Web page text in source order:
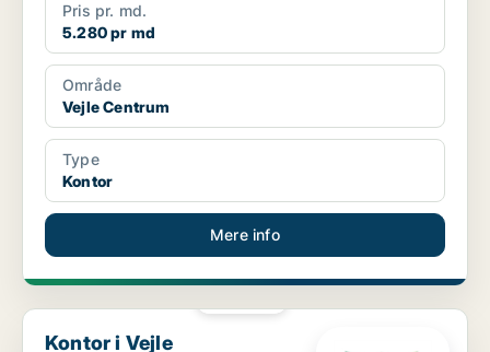
Pris pr. md.
5.280 pr md
Område
Vejle Centrum
Type
Kontor
Mere info
Kontor i Vejle
Kontor i Vejle